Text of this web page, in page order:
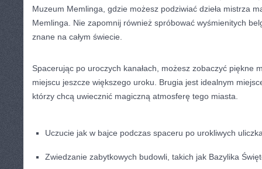
Muzeum Memlinga,‍ gdzie możesz ‌podziwiać dzieła mistrza
Memlinga. Nie zapomnij również spróbować wyśmienitych
znane na całym świecie.
Spacerując po uroczych kanałach, możesz ⁢zobaczyć piękne
miejscu jeszcze ‍większego uroku. Brugia jest idealnym
którzy⁤ chcą uwiecznić magiczną atmosferę tego miasta.
Uczucie jak ⁤w bajce podczas spaceru po urokliwych
Zwiedzanie zabytkowych budowli, takich jak ⁣Bazylika